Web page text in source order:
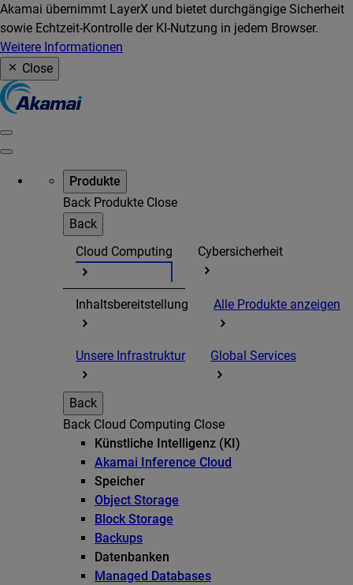
Akamai übernimmt LayerX und bietet durchgängige Sicherheit
sowie Echtzeit-Kontrolle der KI-Nutzung in jedem Browser.
Weitere Informationen
Close
Produkte
Back Produkte Close
Back
Cloud Computing
Cybersicherheit
Inhaltsbereitstellung Alle Produkte anzeigen
Unsere Infrastruktur Global Services
Back
Back Cloud Computing Close
Künstliche Intelligenz (KI)
Akamai Inference Cloud
Speicher
Object Storage
Block Storage
Backups
Datenbanken
Managed Databases